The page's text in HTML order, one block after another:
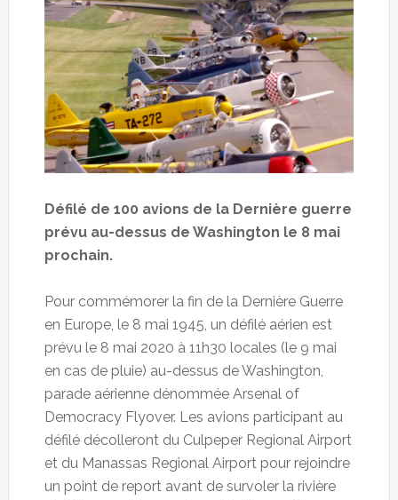
Défilé de 100 avions de la Dernière guerre
prévu au-dessus de Washington le 8 mai
prochain.
Pour commémorer la fin de la Dernière Guerre
en Europe, le 8 mai 1945, un défilé aérien est
prévu le 8 mai 2020 à 11h30 locales (le 9 mai
en cas de pluie) au-dessus de Washington,
parade aérienne dénommée Arsenal of
Democracy Flyover. Les avions participant au
défilé décolleront du Culpeper Regional Airport
et du Manassas Regional Airport pour rejoindre
un point de report avant de survoler la rivière